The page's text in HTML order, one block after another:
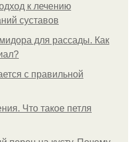
к лечению
суставов
для рассады. Как
с правильной
Что такое петля